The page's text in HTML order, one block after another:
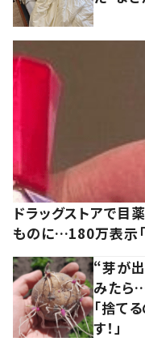
ドラッグストアで
ものに…180万表示「ほ
“芽が
みたら
「捨て
す！」